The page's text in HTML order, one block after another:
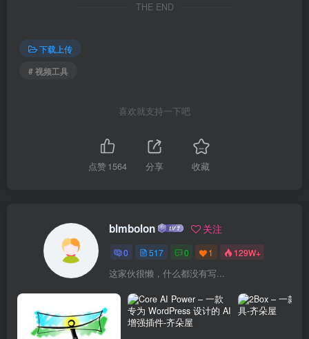
THE END
下载上传
# 视频工具
喜欢就支持一下吧
点赞1564 分享 收藏
blmbolon 关注
0 517 0 1 129W+
这家伙很懒，什么都没有写...